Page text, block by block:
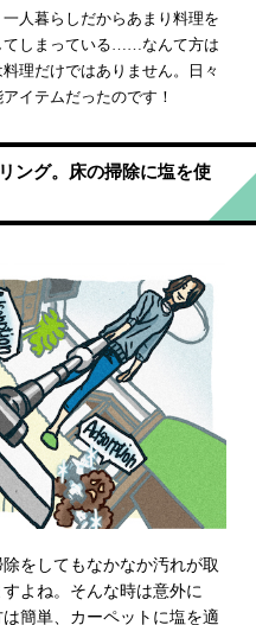
人暮らしだからあまり料理を
てしまっている……なんて方は
理だけではありません。日々
イテムだったのです！
ング。床の掃除に塩を使
をしてもなかなか汚れが取
よね。そんな時は意外に
簡単、カーペットに塩を適